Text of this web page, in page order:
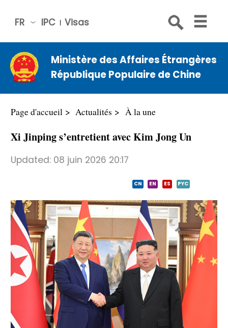
IPC Visas
FR
中文
Engli
sh
Русс
ñol
Ministère des Affaires Étrangères
République Populaire de Chine
Page d'accueil Actualités À la une
Xi Jinping s’entretient avec Kim Jong Un
Updated: 08 juin 2026 20:17
CN EN ES PYC